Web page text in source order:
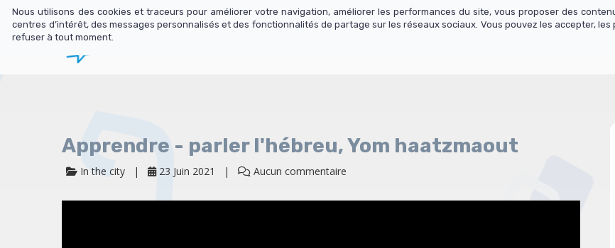
Apprendre - parler l'hébreu, Yom haatzmaout
In the city 23 Juin 2021 Aucun commentaire
Nous utilisons des cookies et traceurs pour améliorer votre navigation, améliorer les performances du site, vous proposer des
centres d’intérêt, des messages personnalisés et des fonctionnalités de partage sur les réseaux sociaux. Vous pouvez les accepter, les
refuser à tout moment.